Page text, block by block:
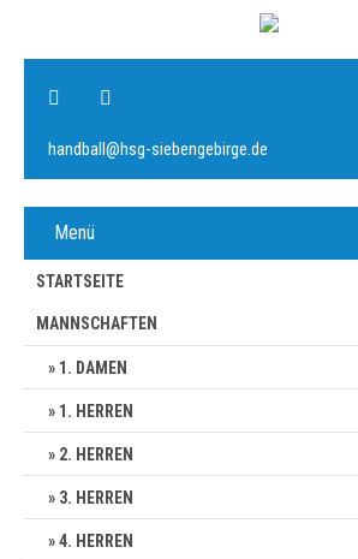
handball@hsg-siebengebirge.de
Menü
STARTSEITE
MANNSCHAFTEN
1. DAMEN
1. HERREN
2. HERREN
3. HERREN
4. HERREN